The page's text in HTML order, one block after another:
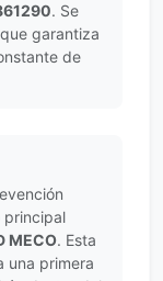
. Se
garantiza
de
principal
MECO. Esta
una primera